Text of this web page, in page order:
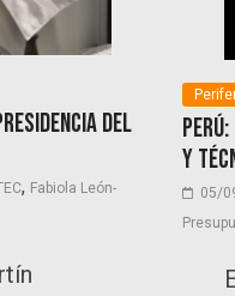
del
, Fabiola León-
y
05/